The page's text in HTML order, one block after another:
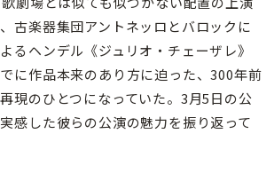
古楽器集団アントネッロとバロックに
るヘンデル 《ジュリオ・チェーザレ》
に作品本来のあり方に迫った、300年前
現のひとつになっていた。3月5日の公
感した彼らの公演の魅力を振り返って